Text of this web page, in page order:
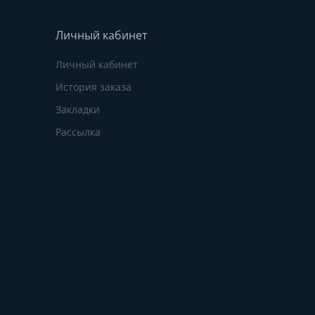
Личный кабинет
Личный кабинет
История заказа
Закладки
Рассылка